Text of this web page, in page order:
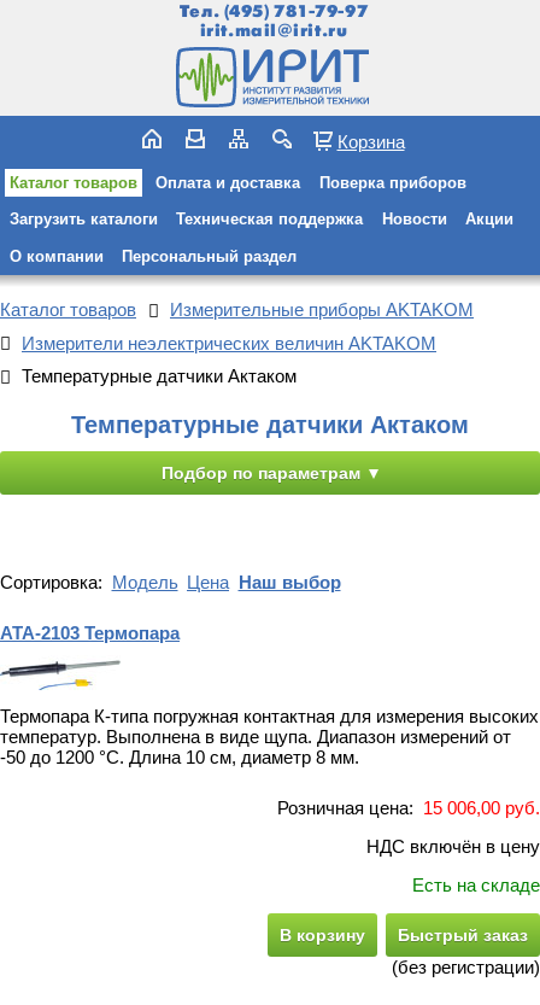
Тел. (495) 781-79-97
irit.mail@irit.ru
Корзина
Каталог товаров Оплата и доставка Поверка приборов
Загрузить каталоги Техническая поддержка Новости Акции
О компании Персональный раздел
Каталог товаров
Измерительные приборы AKTAKOM
Измерители неэлектрических величин AKTAKOM
Температурные датчики Актаком
Температурные датчики Актаком
Подбор по параметрам
Сортировка: Модель Цена Наш выбор
АТА-2103 Термопара
Термопара К-типа погружная контактная для измерения высоких
температур. Выполнена в виде щупа. Диапазон измерений от
-50 до 1200 °С. Длина 10 см, диаметр 8 мм.
Розничная цена: 15 006,00 руб.
НДС включён в цену
Есть на складе
В корзину Быстрый заказ
(без регистрации)